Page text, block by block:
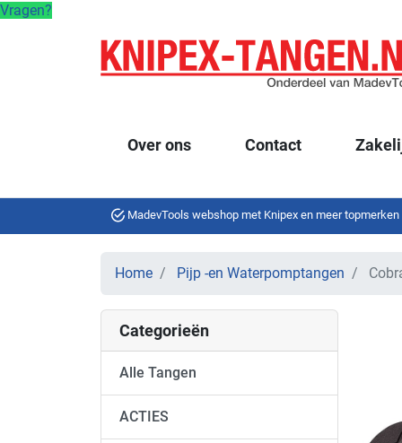
Vragen?
Over ons Contact
MadevTools webshop met Knipex en meer topmerken
Home Pijp -en Waterpomptangen
Categorieën
Alle Tangen
ACTIES